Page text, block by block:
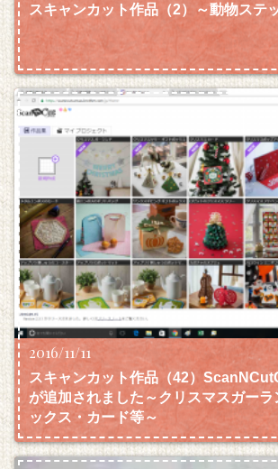
スキャンカット作品（2）～動物ステ
2016/11/11
スキャンカット作品（42）
が追加されました～クリスマスガー
ックス・カード等～